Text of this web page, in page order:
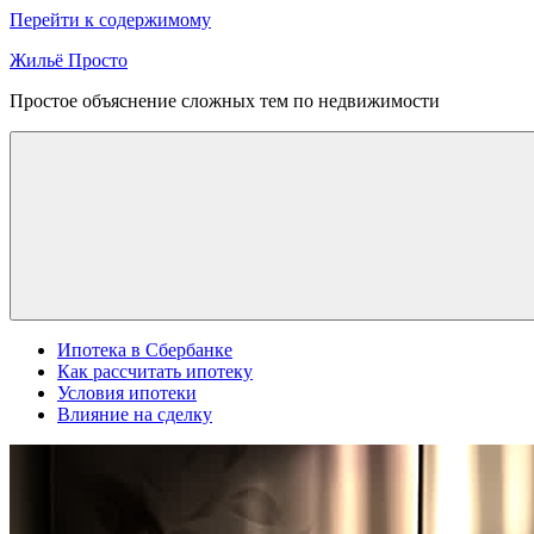
Перейти к содержимому
Жильё Просто
Простое объяснение сложных тем по недвижимости
Ипотека в Сбербанке
Как рассчитать ипотеку
Условия ипотеки
Влияние на сделку